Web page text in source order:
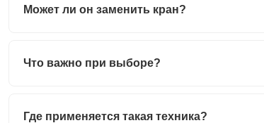
Может ли он заменить кран?
Что важно при выборе?
Где применяется такая техника?